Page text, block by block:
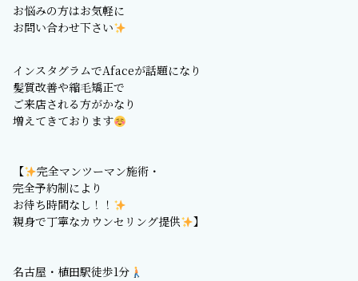
お悩みの方はお気軽に
お問い合わせ下さい
インスタグラムでAfaceが話題になり
髪質改善や縮毛矯正で
ご来店される方がかなり
増えてきております
【
完全マンツーマン施術・
完全予約制により
お待ち時間なし！！
親身で丁寧なカウンセリング提供
】
名古屋・植田駅徒歩1分